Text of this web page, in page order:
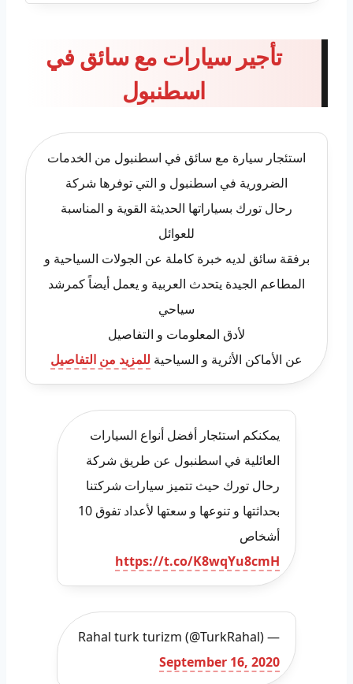
تأجير سيارات مع سائق في
اسطنبول
استئجار سيارة مع سائق في اسطنبول من الخدمات
الضرورية في اسطنبول و التي توفرها شركة
رحال تورك بسياراتها الحديثة القوية و المناسبة
للعوائل
برفقة سائق لديه خبرة كاملة عن الجولات السياحية و
المطاعم الجيدة يتحدث العربية و يعمل أيضاً كمرشد
سياحي
لأدق المعلومات و التفاصيل
عن الأماكن الأثرية و السياحية للمزيد من التفاصيل
يمكنكم استئجار أفضل أنواع السيارات
العائلية في اسطنبول عن طريق شركة
رحال تورك حيث تتميز سيارات شركتنا
بحداثتها و تنوعها و سعتها لأعداد تفوق 10
أشخاص
https://t.co/K8wqYu8cmH
— Rahal turk turizm (@TurkRahal)
September 16, 2020